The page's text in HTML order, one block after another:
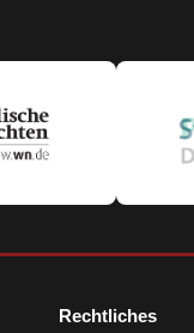
Rechtliches